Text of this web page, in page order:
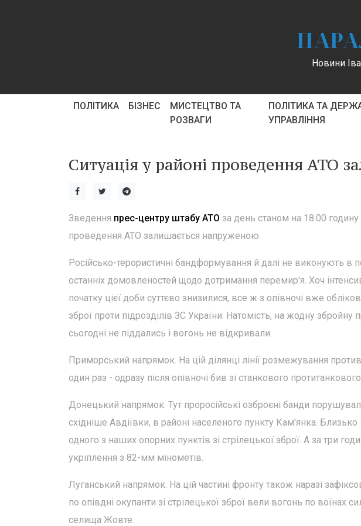
Новини
ПОЛІТИКА БІЗНЕС
МИСТЕЦТВО ТА
РОЗВАГИ
ПОЛІТИКА ТА
УПРАВЛІННЯ
Ситуація у районі проведення АТО
Зведення прес-центру штабу АТО за день станом на 18.00
проведення АТО залишається напруженою.
Російсько-терористичні бандформування й далі не виконують в
останніх домовленостей щодо дотримання перемир'я. Хоч
початку цієї доби суттєво знизилися, все ж з опівночі вже
зброї проти підрозділів ЗС України. Натомість, на жодну збройну
сьогодні не піддались і вогонь не відкривали.
Приморський напрямок. На цій ділянці лінії розмежування
один раз - одразу після опівночі бив зі станкового
Донецький напрямок. Тут проросійські озброєні банди
східніше Авдіївки, в районі населеного пункту Кам'янка.
одного з наших опорних пунктів зі стрілецької зброї. А за три
укріплення з 82-мм мінометів.
Луганський напрямок. На цій частині фронту також наразі
по опівдні окупанти зі стрілецької зброї вели вогонь по воїнах
селища Жовте.